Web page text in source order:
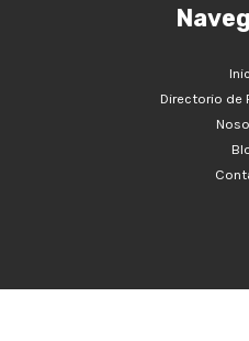
Directorio de